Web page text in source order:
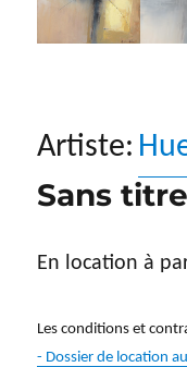
Artiste:
Sans
En location à
Les conditions et
- Dossier de location